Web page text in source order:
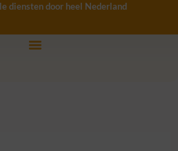
diensten door heel Nederland